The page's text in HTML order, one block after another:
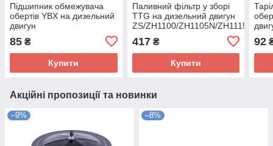
Підшипник обмежувача
обертів YBX на дизельний
двигун
ZH1105N/ZH1115N/ZH1125N
85 ₴
Купити
Паливний фільтр у зборі
TTG на дизельний двигун
ZS/ZH1100/ZH1105N/ZH1115N/
417₴
Купити
92
Акційні пропозиції та новинки
–9% –8%